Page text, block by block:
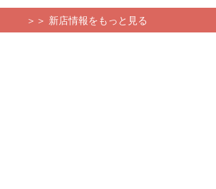
＞＞ 新店情報をもっと見る